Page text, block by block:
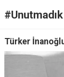
Türker